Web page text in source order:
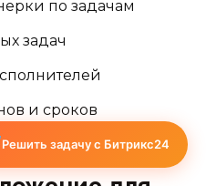
по задачам
задач
и сроков
Решить задачу с Битрикс24